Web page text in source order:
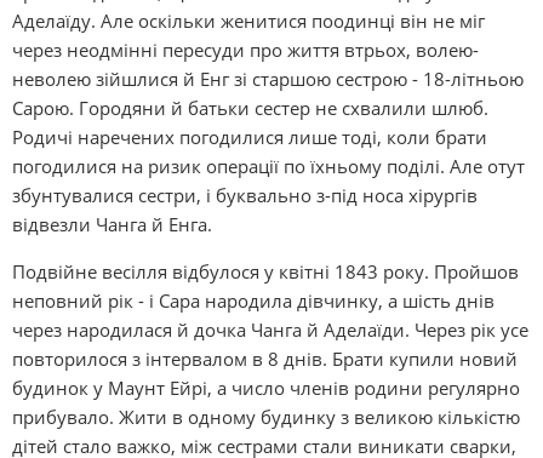
Аделаїду. Але оскільки женитися поодинці він не міг
через неодмінні пересуди про життя втрьох, волею-
неволею зійшлися й Енг зі старшою сестрою - 18-літньою
Сарою. Городяни й батьки сестер не схвалили шлюб.
Родичі наречених погодилися лише тоді, коли брати
погодилися на ризик операції по їхньому поділі. Але отут
збунтувалися сестри, і буквально з-під носа хірургів
відвезли Чанга й Енга.
Подвійне весілля відбулося у квітні 1843 року. Пройшов
неповний рік - і Сара народила дівчинку, а шість днів
через народилася й дочка Чанга й Аделаїди. Через рік усе
повторилося з інтервалом в 8 днів. Брати купили новий
будинок у Маунт Ейрі, а число членів родини регулярно
прибувало. Жити в одному будинку з великою кількістю
дітей стало важко, між сестрами стали виникати сварки,